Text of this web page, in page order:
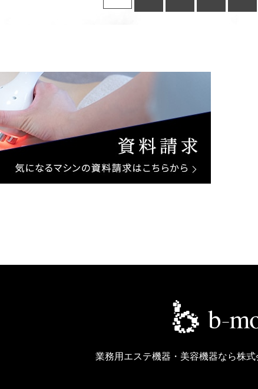
業務用エステ機器・美容機器なら株式